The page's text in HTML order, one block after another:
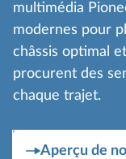
multimédia
modernes pour
châssis optimal
procurent des
chaque trajet.
Aperçu de